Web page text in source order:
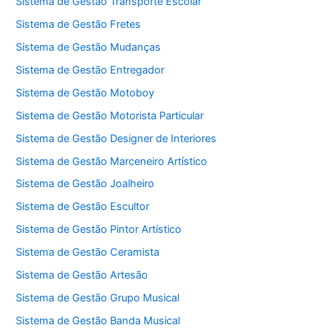
Sistema de Gestão Fretes
Sistema de Gestão Mudanças
Sistema de Gestão Entregador
Sistema de Gestão Motoboy
Sistema de Gestão Motorista Particular
Sistema de Gestão Designer de Interiores
Sistema de Gestão Marceneiro Artístico
Sistema de Gestão Joalheiro
Sistema de Gestão Escultor
Sistema de Gestão Pintor Artístico
Sistema de Gestão Ceramista
Sistema de Gestão Artesão
Sistema de Gestão Grupo Musical
Sistema de Gestão Banda Musical